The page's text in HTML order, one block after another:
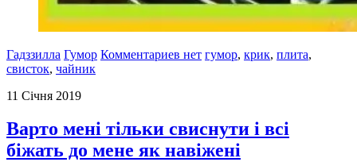
Гадззилла Гумор Комментариев нет гумор, крик, плита,
свисток, чайник
11 Січня 2019
Варто мені тільки свиснути і всі
біжать до мене як навіжені